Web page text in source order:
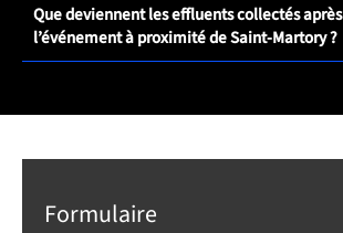
Que deviennent les effluents collectés après
l’événement à proximité de Saint-Martory ?
Formulaire